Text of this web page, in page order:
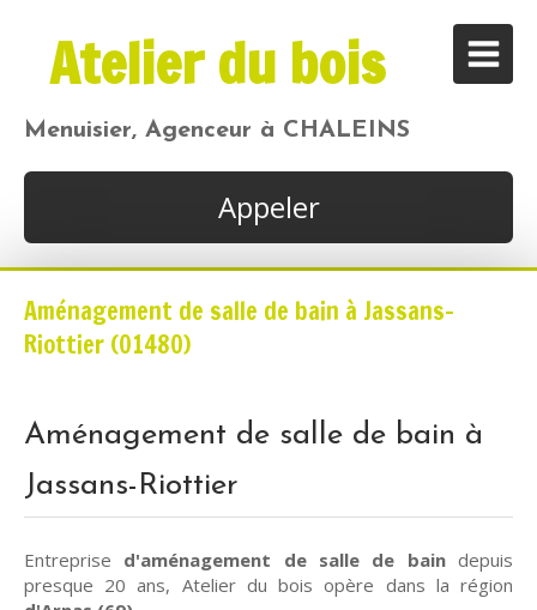
Atelier du bois
Menuisier, Agenceur à CHALEINS
Appeler
Aménagement de salle de bain à Jassans-
Riottier (01480)
Aménagement de salle de bain à
Jassans-Riottier
Entreprise d'aménagement de salle de baindepuis
presque 20 ans, Atelier du bois opère dans la région